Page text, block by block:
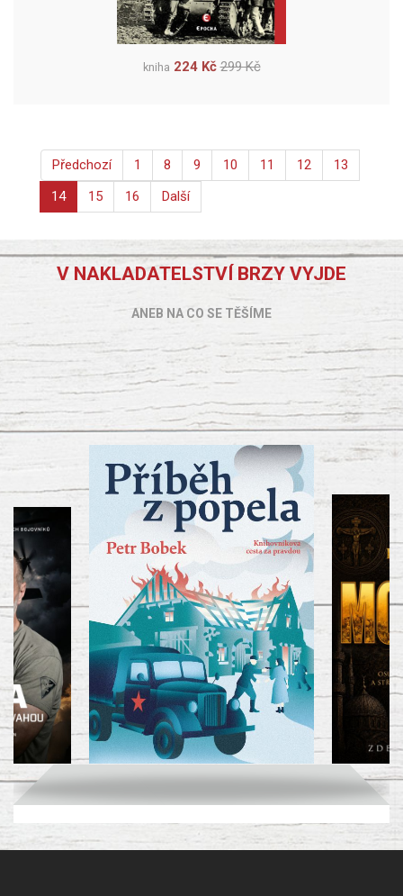
kniha 224 Kč 299 Kč
Předchozí 1 8 9 10 11 12
13
14
15 16 Další
V NAKLADATELSTVÍ BRZY VYJDE
ANEB NA CO SE TĚŠÍME